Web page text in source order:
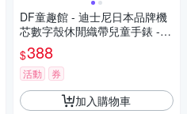
DF童趣館 - 迪士尼日本品牌機
芯數字殼休閒織帶兒童手錶 -
多款可選
$388
活動 券
加入購物車